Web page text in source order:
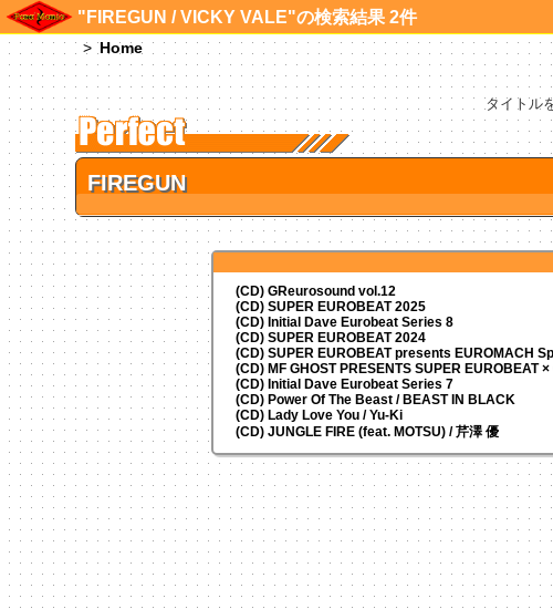
"FIREGUN / VICKY VALE"の検索結果 2件
Home
タイトル
FIREGUN
(CD) GReurosound vol.12
(CD) SUPER EUROBEAT 2025
(CD) Initial Dave Eurobeat Series 8
(CD) SUPER EUROBEAT 2024
(CD)SUPER EUROBEAT presentsEUROMACH
(CD) MF GHOST PRESENTS SUPER EUROBEAT
(CD) Initial Dave Eurobeat Series 7
(CD) Power Of The Beast / BEAST IN BLACK
(CD) Lady Love You / Yu-Ki
(CD) JUNGLE FIRE (feat. MOTSU) / 芹澤 優